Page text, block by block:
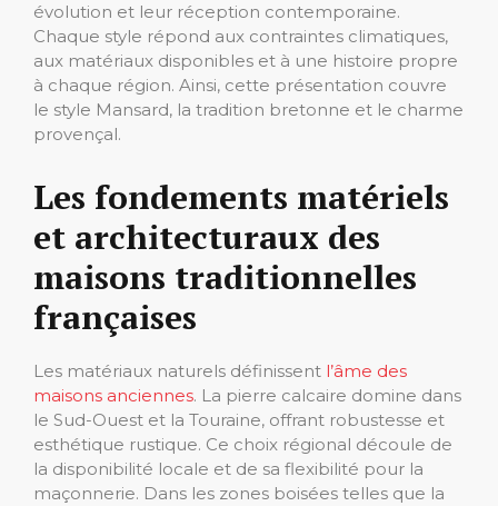
évolution et leur réception contemporaine.
Chaque style répond aux contraintes climatiques,
aux matériaux disponibles et à une histoire propre
à chaque région. Ainsi, cette présentation couvre
le style Mansard, la tradition bretonne et le charme
provençal.
Les fondements matériels
et architecturaux des
maisons traditionnelles
françaises
Les matériaux naturels définissent l’âme des
maisons anciennes. La pierre calcaire domine dans
le Sud-Ouest et la Touraine, offrant robustesse et
esthétique rustique. Ce choix régional découle de
la disponibilité locale et de sa flexibilité pour la
maçonnerie. Dans les zones boisées telles que la